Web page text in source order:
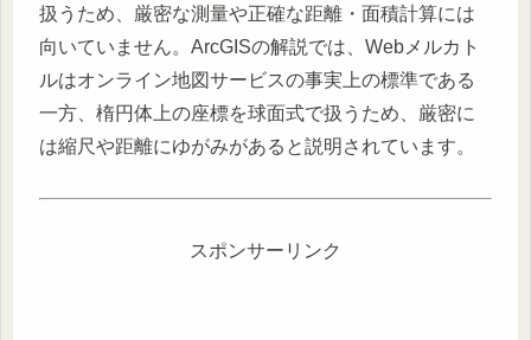
扱うため、厳密な測量や正確な距離・面積計算には
向いていません。ArcGISの解説では、Webメルカト
ルはオンライン地図サービスの事実上の標準である
一方、楕円体上の座標を球面式で扱うため、厳密に
は縮尺や距離にゆがみがあると説明されています。
スポンサーリンク